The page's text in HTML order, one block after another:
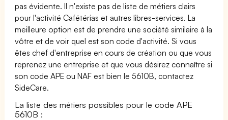
pas évidente. Il n'existe pas de liste de métiers clairs
pour l'activité Cafétérias et autres libres-services. La
meilleure option est de prendre une société similaire à la
vôtre et de voir quel est son code d'activité. Si vous
êtes chef d'entreprise en cours de création ou que vous
reprenez une entreprise et que vous désirez connaître si
son code APE ou NAF est bien le 5610B, contactez
SideCare.
La liste des métiers possibles pour le code APE
5610B :